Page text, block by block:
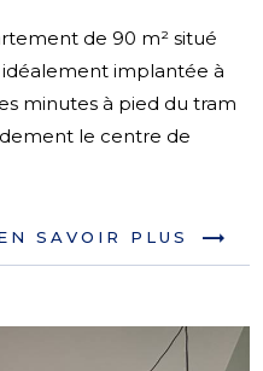
de 90 m² situé
implantée à
minutes à pied du tram
le centre de
SAVOIR PLUS